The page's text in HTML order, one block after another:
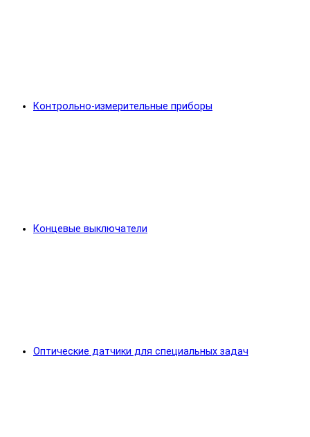
Контрольно-измерительные приборы
Концевые выключатели
Оптические датчики для специальных задач